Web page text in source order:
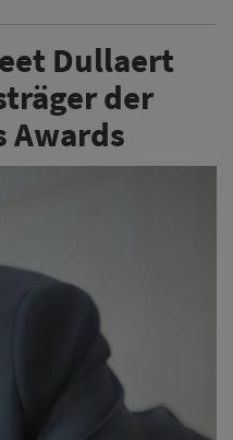
Dullaert
der
Awards